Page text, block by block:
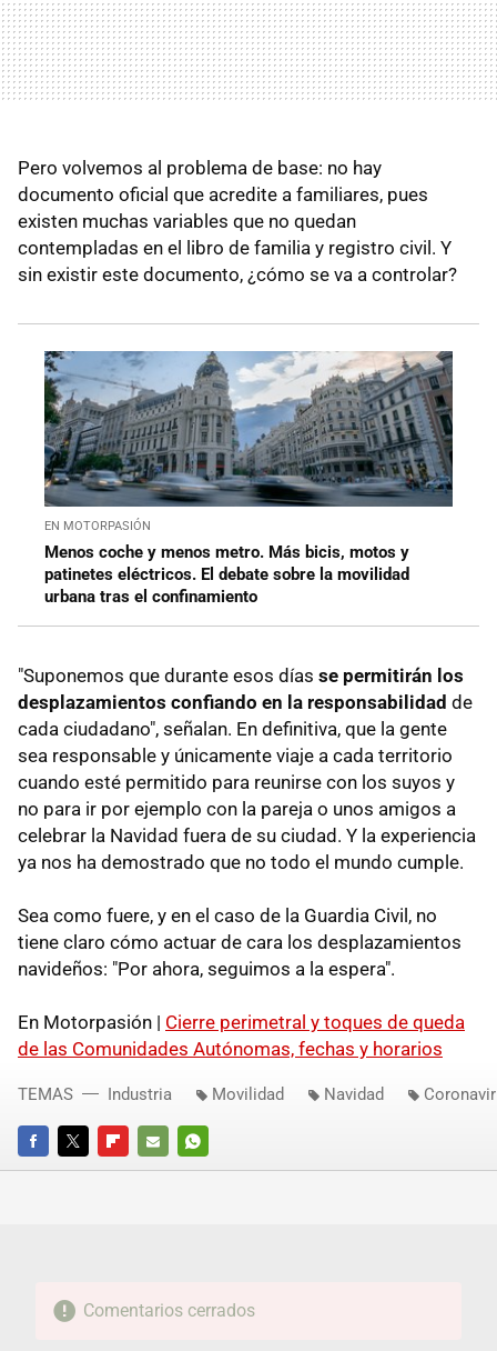
Pero volvemos al problema de base: no hay
documento oficial que acredite a familiares, pues
existen muchas variables que no quedan
contempladas en el libro de familia y registro civil. Y
sin existir este documento, ¿cómo se va a controlar?
EN MOTORPASIÓN
Menos coche y menos metro. Más bicis, motos y
patinetes eléctricos. El debate sobre la movilidad
urbana tras el confinamiento
"Suponemos que durante esos días se permitirán los
desplazamientos confiando en la responsabilidad de
cada ciudadano", señalan. En definitiva, que la gente
sea responsable y únicamente viaje a cada territorio
cuando esté permitido para reunirse con los suyos y
no para ir por ejemplo con la pareja o unos amigos a
celebrar la Navidad fuera de su ciudad. Y la experiencia
ya nos ha demostrado que no todo el mundo cumple.
Sea como fuere, y en el caso de la Guardia Civil, no
tiene claro cómo actuar de cara los desplazamientos
navideños: "Por ahora, seguimos a la espera".
En Motorpasión | Cierre perimetral y toques de queda
de las Comunidades Autónomas, fechas y horarios
FACEBOOKTWITTERFLIPBOARD
E-
WHATSAPP
TEMAS Industria Movilidad Navidad
Comentarios cerrados